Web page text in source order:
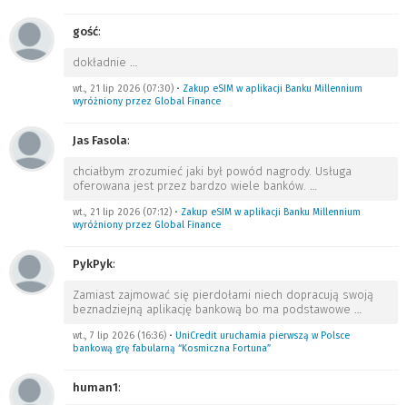
gość:
dokładnie …
wt., 21 lip 2026 (07:30) • Zakup eSIM w aplikacji Banku Millennium
wyróżniony przez Global Finance
Jas Fasola:
chciałbym zrozumieć jaki był powód nagrody. Usługa
oferowana jest przez bardzo wiele banków. …
wt., 21 lip 2026 (07:12) • Zakup eSIM w aplikacji Banku Millennium
wyróżniony przez Global Finance
PykPyk:
Zamiast zajmować się pierdołami niech dopracują swoją
beznadziejną aplikację bankową bo ma podstawowe …
wt., 7 lip 2026 (16:36) • UniCredit uruchamia pierwszą w Polsce
bankową grę fabularną “Kosmiczna Fortuna”
human1: